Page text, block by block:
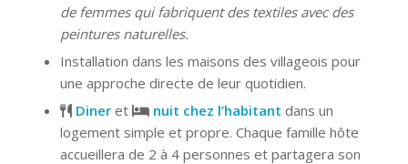
de femmes qui fabriquent des textiles avec des
peintures naturelles.
Installation dans les maisons des villageois pour
une approche directe de leur quotidien.
Dineret nuit chez l’habitant dans un
logement simple et propre. Chaque famille hôte
accueillera de 2 à 4 personnes et partagera son